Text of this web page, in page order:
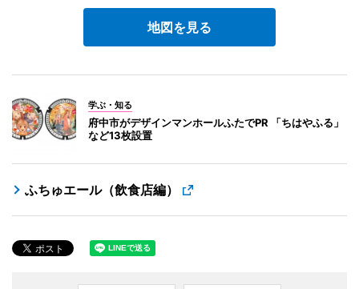
地図を見る
学ぶ・知る
府中市がデザインマンホールふたでPR 「ちはやふる」
など13枚設置
ふちゅエール（飲食店編）